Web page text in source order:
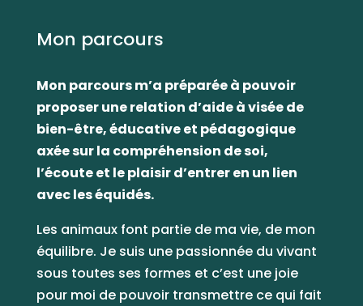
Mon parcours
Mon parcours m’a préparée à pouvoir
proposer une relation d’aide à visée de
bien-être, éducative et pédagogique
axée sur la compréhension de soi,
l’écoute et le plaisir d’entrer en un lien
avec les équidés.
Les animaux font partie de ma vie, de mon
équilibre. Je suis une passionnée du vivant
sous toutes ses formes et c’est une joie
pour moi de pouvoir transmettre ce qui fait